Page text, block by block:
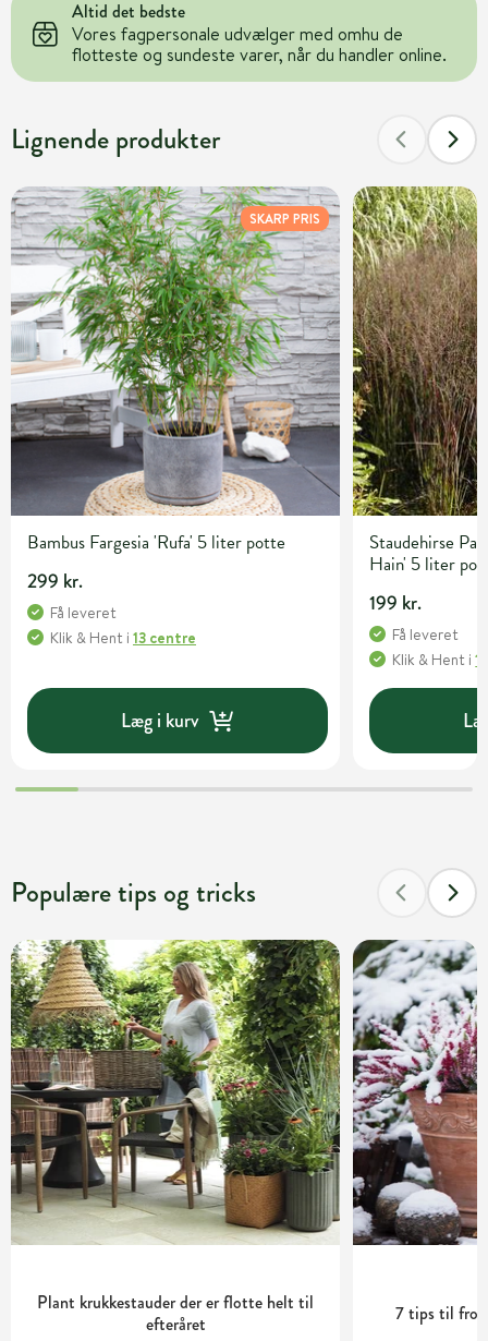
Altid det bedste
Vores fagpersonale udvælger med omhu de
flotteste og sundeste varer, når du handler online.
Lignende produkter
SKARP PRIS
Bambus Fargesia 'Rufa' 5 liter potte
299 kr.
Få leveret
Klik & Hent i 13 centre
Læg i kurv
Staudehirse
Hain' 5 liter
199 kr.
Få leveret
Klik & Hent i
Populære tips og tricks
Plant krukkestauder der er flotte helt til
efteråret
7 tips til